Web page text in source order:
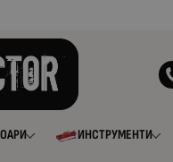
ИНСТРУМЕНТИ